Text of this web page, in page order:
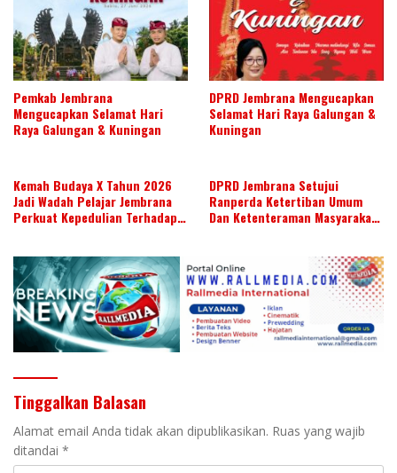
Pemkab Jembrana
Mengucapkan Selamat Hari
Raya Galungan & Kuningan
DPRD Jembrana Mengucapkan
Selamat Hari Raya Galungan &
Kuningan
Kemah Budaya X Tahun 2026
Jadi Wadah Pelajar Jembrana
Perkuat Kepedulian Terhadap
DPRD Jembrana Setujui
Ranperda Ketertiban Umum
Dan Ketenteraman Masyarakat
Tinggalkan Balasan
Alamat email Anda tidak akan dipublikasikan. Ruas yang wajib
ditandai *